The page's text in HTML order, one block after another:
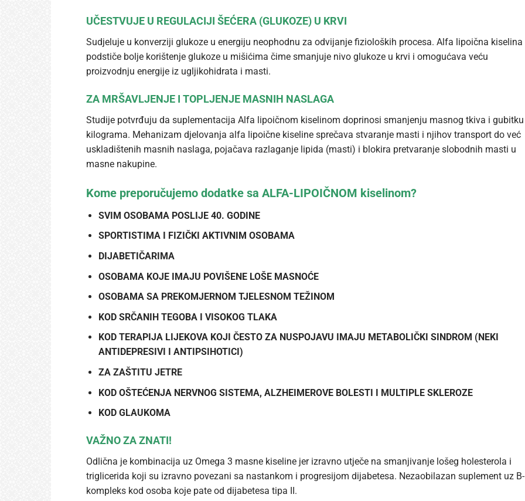
UČESTVUJE U REGULACIJI ŠEĆERA (GLUKOZE) U KRVI
Sudjeluje u konverziji glukoze u energiju neophodnu za odvijanje fizioloških procesa. Alfa lipoična kiselina
podstiče bolje korištenje glukoze u mišićima čime smanjuje nivo glukoze u krvi i omogućava veću
proizvodnju energije iz ugljikohidrata i masti.
ZA MRŠAVLJENJE I TOPLJENJE MASNIH NASLAGA
Studije potvrđuju da suplementacija Alfa lipoičnom kiselinom doprinosi smanjenju masnog tkiva i gubitku
kilograma. Mehanizam djelovanja alfa lipoične kiseline sprečava stvaranje masti i njihov transport do već
uskladištenih masnih naslaga, pojačava razlaganje lipida (masti) i blokira pretvaranje slobodnih masti u
masne nakupine.
Kome preporučujemo dodatke sa ALFA-LIPOIČNOM kiselinom?
SVIM OSOBAMA POSLIJE 40. GODINE
SPORTISTIMA I FIZIČKI AKTIVNIM OSOBAMA
DIJABETIČARIMA
OSOBAMA KOJE IMAJU POVIŠENE LOŠE MASNOĆE
OSOBAMA SA PREKOMJERNOM TJELESNOM TEŽINOM
KOD SRČANIH TEGOBA I VISOKOG TLAKA
KOD TERAPIJA LIJEKOVA KOJI ČESTO ZA NUSPOJAVU IMAJU METABOLIČKI SINDROM (NEKI
ANTIDEPRESIVI I ANTIPSIHOTICI)
ZA ZAŠTITU JETRE
KOD OŠTEĆENJA NERVNOG SISTEMA, ALZHEIMEROVE BOLESTI I MULTIPLE SKLEROZE
KOD GLAUKOMA
VAŽNO ZA ZNATI!
Odlična je kombinacija uz Omega 3 masne kiseline jer izravno utječe na smanjivanje lošeg holesterola i
triglicerida koji su izravno povezani sa nastankom i progresijom dijabetesa. Nezaobilazan suplement uz B-
kompleks kod osoba koje pate od dijabetesa tipa II.